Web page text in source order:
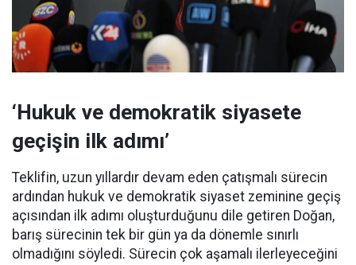
‘Hukuk ve demokratik siyasete
geçişin ilk adımı’
Teklifin, uzun yıllardır devam eden çatışmalı sürecin
ardından hukuk ve demokratik siyaset zeminine geçiş
açısından ilk adımı oluşturduğunu dile getiren Doğan,
barış sürecinin tek bir gün ya da dönemle sınırlı
olmadığını söyledi. Sürecin çok aşamalı ilerleyeceğini